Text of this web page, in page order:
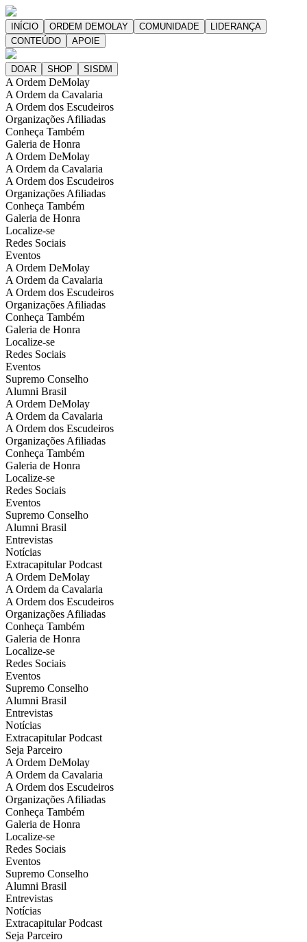
A Ordem DeMolay
A Ordem da Cavalaria
A Ordem dos Escudeiros
Organizações Afiliadas
Conheça Também
Galeria de Honra
A Ordem DeMolay
A Ordem da Cavalaria
A Ordem dos Escudeiros
Organizações Afiliadas
Conheça Também
Galeria de Honra
Localize-se
Redes Sociais
Eventos
A Ordem DeMolay
A Ordem da Cavalaria
A Ordem dos Escudeiros
Organizações Afiliadas
Conheça Também
Galeria de Honra
Localize-se
Redes Sociais
Eventos
Supremo Conselho
Alumni Brasil
A Ordem DeMolay
A Ordem da Cavalaria
A Ordem dos Escudeiros
Organizações Afiliadas
Conheça Também
Galeria de Honra
Localize-se
Redes Sociais
Eventos
Supremo Conselho
Alumni Brasil
Entrevistas
Notícias
Extracapitular Podcast
A Ordem DeMolay
A Ordem da Cavalaria
A Ordem dos Escudeiros
Organizações Afiliadas
Conheça Também
Galeria de Honra
Localize-se
Redes Sociais
Eventos
Supremo Conselho
Alumni Brasil
Entrevistas
Notícias
Extracapitular Podcast
Seja Parceiro
A Ordem DeMolay
A Ordem da Cavalaria
A Ordem dos Escudeiros
Organizações Afiliadas
Conheça Também
Galeria de Honra
Localize-se
Redes Sociais
Eventos
Supremo Conselho
Alumni Brasil
Entrevistas
Notícias
Extracapitular Podcast
Seja Parceiro